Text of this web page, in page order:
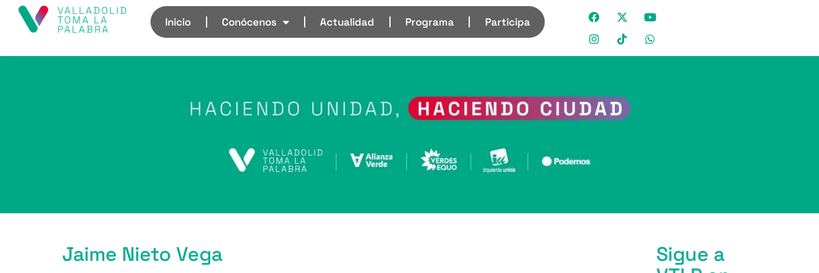
Inicio Conócenos Actualidad Programa Participa
Jaime Nieto Vega
Sigue a